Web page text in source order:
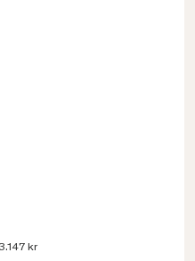
3.147 kr